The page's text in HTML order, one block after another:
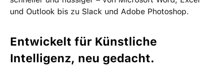
und Outlook bis zu Slack und Adobe Photoshop.
Entwickelt für Künstliche
Intelligenz, neu gedacht.